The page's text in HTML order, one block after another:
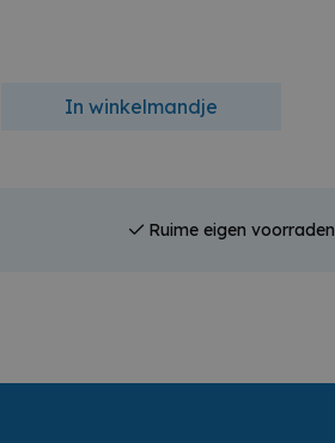
In winkelmandje
Ruime eigen voorraden